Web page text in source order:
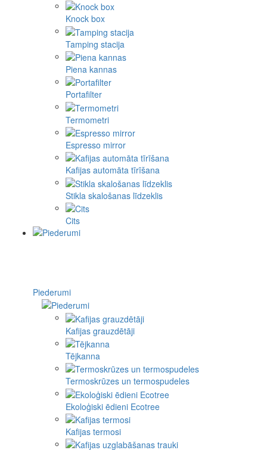
Knock box
Tamping stacija
Piena kannas
Portafilter
Termometri
Espresso mirror
Kafijas automāta tīrīšana
Stikla skalošanas līdzeklis
Cits
Piederumi
Kafijas grauzdētāji
Tējkanna
Termoskrūzes un termospudeles
Ekoloģiski ēdieni Ecotree
Kafijas termosi